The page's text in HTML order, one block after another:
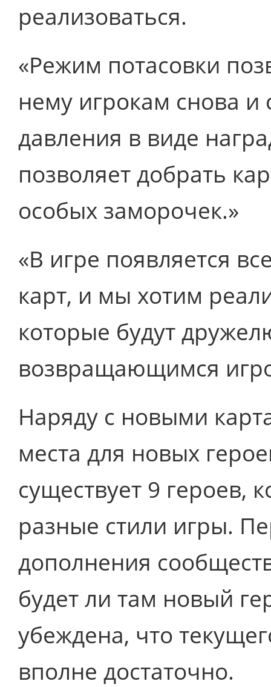
реализоваться.
«Режим потасовки
нему игрокам снова и
давления в виде
позволяет добрать
особых заморочек.»
«В игре появляется
карт, и мы хотим
которые будут
возвращающимся
Наряду с новыми
места для новых
существует 9 героев,
разные стили игры.
дополнения
будет ли там новый
убеждена, что
вполне достаточно.